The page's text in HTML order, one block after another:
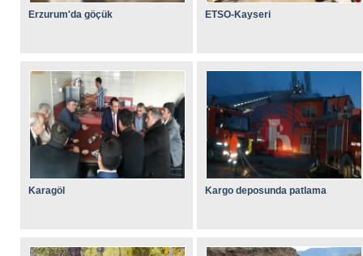
Erzurum'da göçük ETSO-Kayseri
Karagöl Kargo deposunda patlama